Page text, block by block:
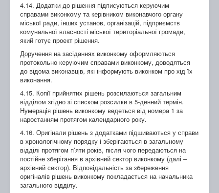
4.14. Додатки до рішення підписуються керуючим
справами виконкому та керівником виконавчого органу
міської ради, інших установ, організацій, підприємств
комунальної власності міської територіальної громади,
який готує проект рішення.
Доручення на засіданнях виконкому оформляються
протокольно керуючим справами виконкому, доводяться
до відома виконавців, які інформують виконком про хід їх
виконання.
4.15. Копії прийнятих рішень розсилаються загальним
відділом згідно зі списком розсилки в 5-денний термін.
Нумерація рішень виконкому ведеться від номера 1 за
наростанням протягом календарного року.
4.16. Оригінали рішень з додатками підшиваються у справи
в хронологічному порядку і зберігаються в загальному
відділі протягом п’яти років, після чого передаються на
постійне зберігання в архівний сектор виконкому (далі –
архівний сектор). Відповідальність за збереження
оригіналів рішень виконкому покладається на начальника
загального відділу.